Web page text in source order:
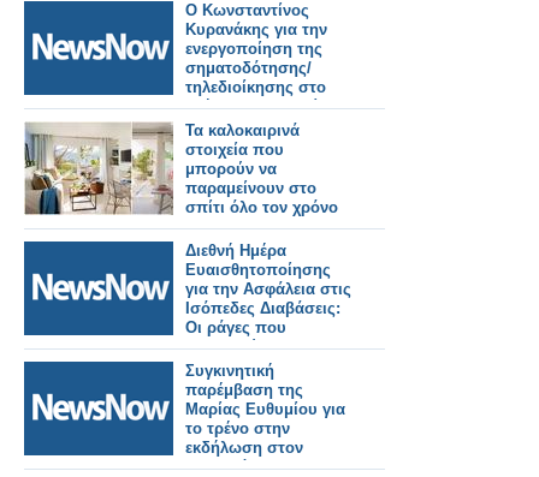
Ο Κωνσταντίνος
Κυρανάκης για την
ενεργοποίηση της
σηματοδότησης/
τηλεδιοίκησης στο
τμήμα Θεσσαλονίκη –
Ειδομένη.
Τα καλοκαιρινά
στοιχεία που
μπορούν να
παραμείνουν στο
σπίτι όλο τον χρόνο
Διεθνή Ημέρα
Ευαισθητοποίησης
για την Ασφάλεια στις
Ισόπεδες Διαβάσεις:
Οι ράγες που
συναντούν την
άσφαλτο κρύβουν
θανάσιμους
κινδύνους.
Συγκινητική
παρέμβαση της
Μαρίας Ευθυμίου για
το τρένο στην
εκδήλωση στον
κεντρικό